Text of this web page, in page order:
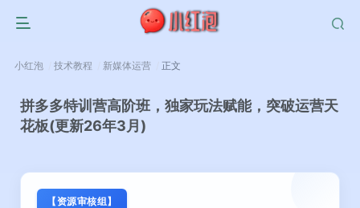
小红泡 技术教程 新媒体运营 正文
拼多多特训营高阶班，独家玩法赋能，突破运营天
花板(更新26年3月)
【资源审核组】